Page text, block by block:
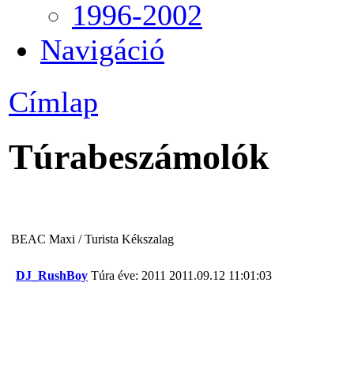
1996-2002
Navigáció
Címlap
Túrabeszámolók
BEAC Maxi / Turista Kékszalag
DJ_RushBoy Túra éve: 2011 2011.09.12 11:01:03